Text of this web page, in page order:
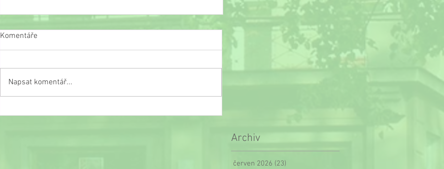
Slavnostní ukončení školního roku
Komentáře
Napsat komentář...
Archiv
červen 2026 (23)